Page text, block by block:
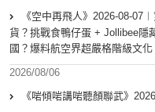
《空中再飛人》2026-08-
貨？挑戰食鴨仔蛋 + Jollibee隱
國？爆料航空界超嚴格階級文
2026/08/06
《啱傾啱講啱聽顏聯武》